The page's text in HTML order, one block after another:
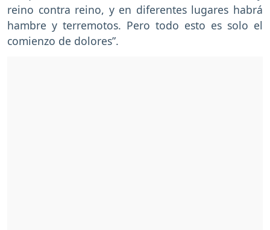
reino contra reino, y en diferentes lugares habrá
hambre y terremotos. Pero todo esto es solo el
comienzo de dolores”.